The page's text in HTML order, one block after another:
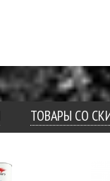
ТОВАРЫ СО